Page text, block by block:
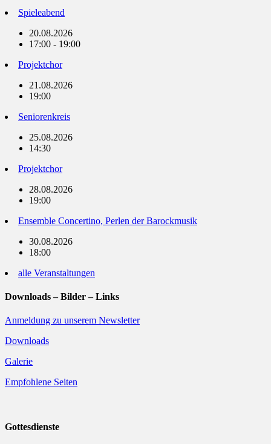
Spieleabend
20.08.2026
17:00 - 19:00
Projektchor
21.08.2026
19:00
Seniorenkreis
25.08.2026
14:30
Projektchor
28.08.2026
19:00
Ensemble Concertino, Perlen der Barockmusik
30.08.2026
18:00
alle Veranstaltungen
Downloads – Bilder – Links
Anmeldung zu unserem Newsletter
Downloads
Galerie
Empfohlene Seiten
Gottesdienste